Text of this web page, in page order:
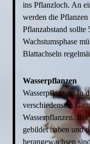
ins Pflanzloch. An
werden die Pflanzen
Pflanzabstand sollte
Wachstumsphase
Blattachseln
Wasserpflanzen
Wasserpflanzen: In
verschiedensten
Wasserpflanzen.
gebildet haben und
herangewachsen